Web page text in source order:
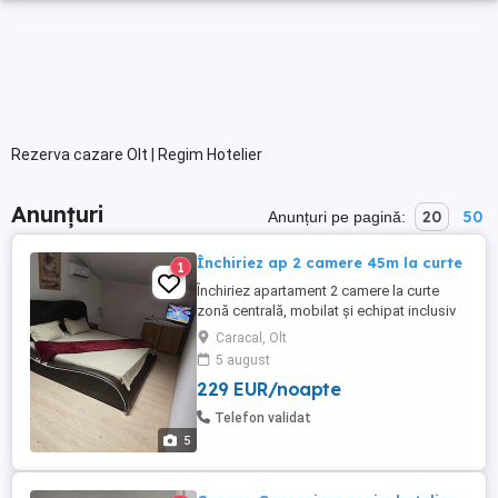
Rezerva cazare Olt | Regim Hotelier
Anunțuri Anunțuri pe pagină: 20 50
5
1 Închiriez ap 2 camere 45m la curte
Închiriez apartament 2 camere la curte
zonă centrală, mobilat și echipat inclusiv
aer condiționat, pentru mai multe detalii
mă puteți contacta
Caracal, Olt
5 august
229 EUR/noapte
Telefon validat